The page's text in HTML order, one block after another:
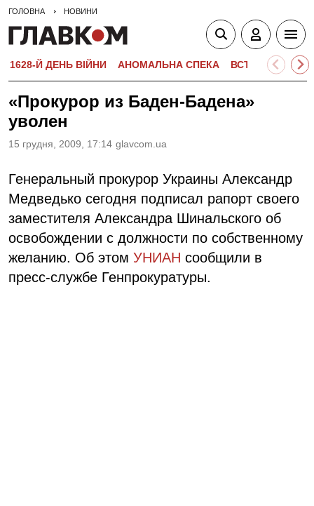
ГОЛОВНА НОВИНИ
1628-Й ДЕНЬ ВІЙНИ АНОМАЛЬНА СПЕКА ВСТУПНА
«Прокурор из Баден-Бадена»
уволен
15 грудня, 2009, 17:14 glavcom.ua
Генеральный прокурор Украины Александр
Медведько сегодня подписал рапорт своего
заместителя Александра Шинальского об
освобождении с должности по собственному
желанию. Об этом УНИАН сообщили в
пресс-службе Генпрокуратуры.